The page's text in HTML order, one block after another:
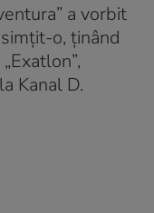
a vorbit
o, ținând
Kanal D.